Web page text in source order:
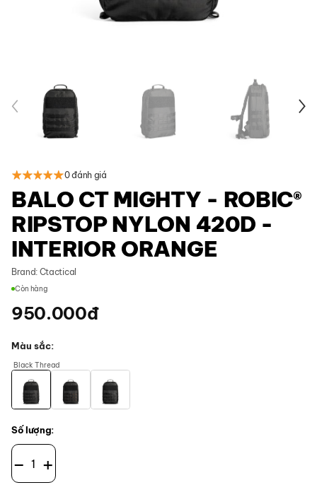
0 đánh giá
BALO CT MIGHTY - ROBIC®
RIPSTOP NYLON 420D -
INTERIOR ORANGE
Brand: Ctactical
Còn hàng
950.000đ
Màu sắc
Black Thread
Số lượng:
Balo CT Mighty - ROBIC® Ripstop Nylon 420D - Interior Orange